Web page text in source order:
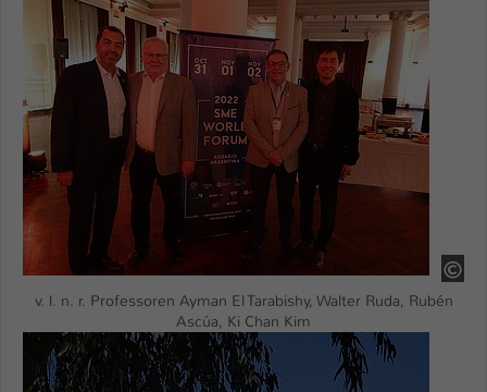
v. l. n. r. Professoren Ayman El Tarabishy, Walter Ruda, Rubén
Ascúa, Ki Chan Kim
Show larger version
Laufzeit 1 Tag
Zweck
Dieser Cookie teilt der Webseite mit, ob
ein Besucher im Typo3-Backend
angemeldet ist und Rechte besitzt diese
zu verwalten.